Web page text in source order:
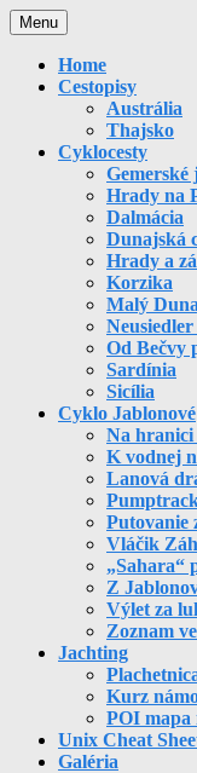
Skip
to
content
Menu
Home
Cestopisy
Austrália
Thajsko
Cyklocesty
Gemerské
Hrady na
Dalmácia
Dunajská
Hrady a
Korzika
Malý
Neusiedler
Od Bečvy
Sardínia
Sicília
Cyklo Jablonové
Na
K vodnej
Lanová
Putovanie
Vláčik
„Sahara“
Z
Výlet za
Zoznam
Jachting
Kurz
POI mapa
Unix Cheat
Galéria